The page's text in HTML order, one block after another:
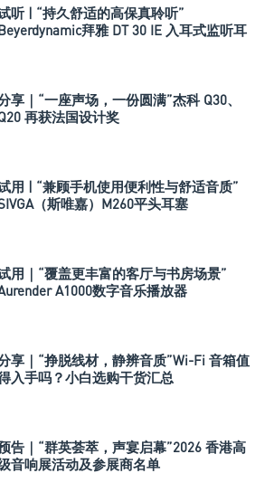
听 | “持久舒适的高保真聆听”
拜雅 DT 30 IE 入耳式监听耳
享｜“一座声场，一份圆满”杰科 Q30、
再获法国设计奖
用 | “兼顾手机使用便利性与舒适音质”
（斯唯嘉）M260平头耳塞
用｜“覆盖更丰富的客厅与书房场景”
A1000数字音乐播放器
享｜“挣脱线材，静辨音质”Wi-Fi 音箱值
入手吗？小白选购干货汇总
告｜“群英荟萃，声宴启幕”2026 香港高
音响展活动及参展商名单